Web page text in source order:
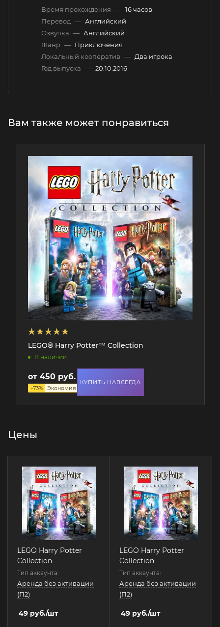
Время прохождения — 16 часов
Перевод — Английский
Озвучка — Английский
Жанр — Приключения
Локальный кооператив — Два игрока
Год выпуска — 20.10.2016
Вам также может понравиться
LEGO® Harry Potter™ Collection
В наличии
от 450 руб.
-73% Экономия
КУПИТЬ НАВСЕГДА
Цены
LEGO Harry Potter
Collection
Тип аккаунта:
Аренда без активации
(П2)
49 руб./шт
LEGO Harry Potter
Collection
Тип аккаунта:
Аренда без активации
(П2)
49 руб./шт